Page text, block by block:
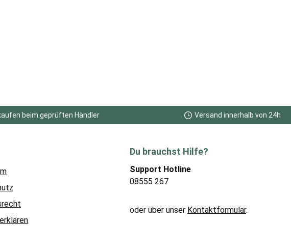
beim geprüften Händler Versand innerhalb von 24h
Du brauchst Hilfe?
Support Hotline
08555 267
oder über unser Kontaktformular.